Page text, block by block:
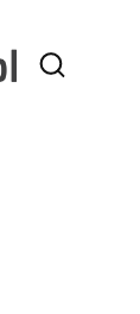
Otwórz